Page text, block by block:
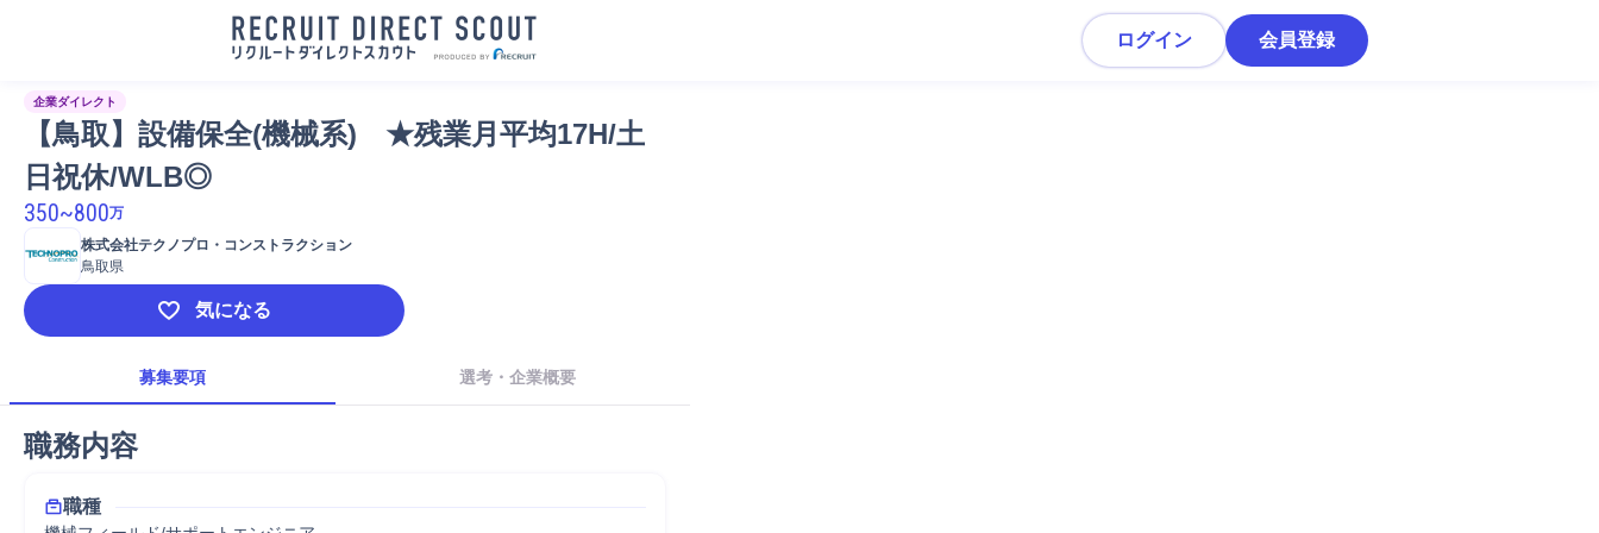
ログイン 会員登録
企業ダイレクト
【鳥取】設備保全(機械系)　★残業月平均17H/土
日祝休/WLB◎
350~800万
株式会社テクノプロ・コンストラクション
鳥取県
気になる
募集要項 選考・企業概要
職務内容
職種